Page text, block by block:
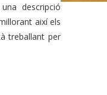
descripció
així els
treballant per